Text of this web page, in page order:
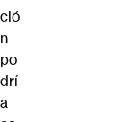
ció
n
po
drí
a